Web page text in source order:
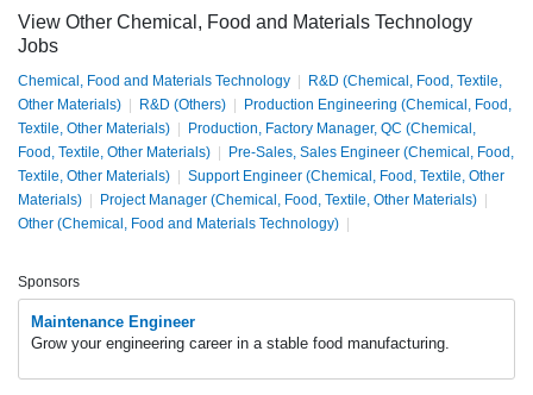
View Other Chemical, Food and Materials Technology
Jobs
Chemical, Food and Materials Technology |
R&D (Chemical, Food, Textile,
Other Materials) | R&D (Others) |
Production Engineering (Chemical, Food,
Textile, Other Materials) |
Production, Factory Manager, QC (Chemical,
Food, Textile, Other Materials) |
Pre-Sales, Sales Engineer (Chemical, Food,
Textile, Other Materials) | Support Engineer (Chemical, Food, Textile, Other
Materials) | Project Manager (Chemical, Food, Textile, Other Materials) |
Other (Chemical, Food and Materials Technology) |
Sponsors
Maintenance Engineer
Grow your engineering career in a stable food manufacturing.